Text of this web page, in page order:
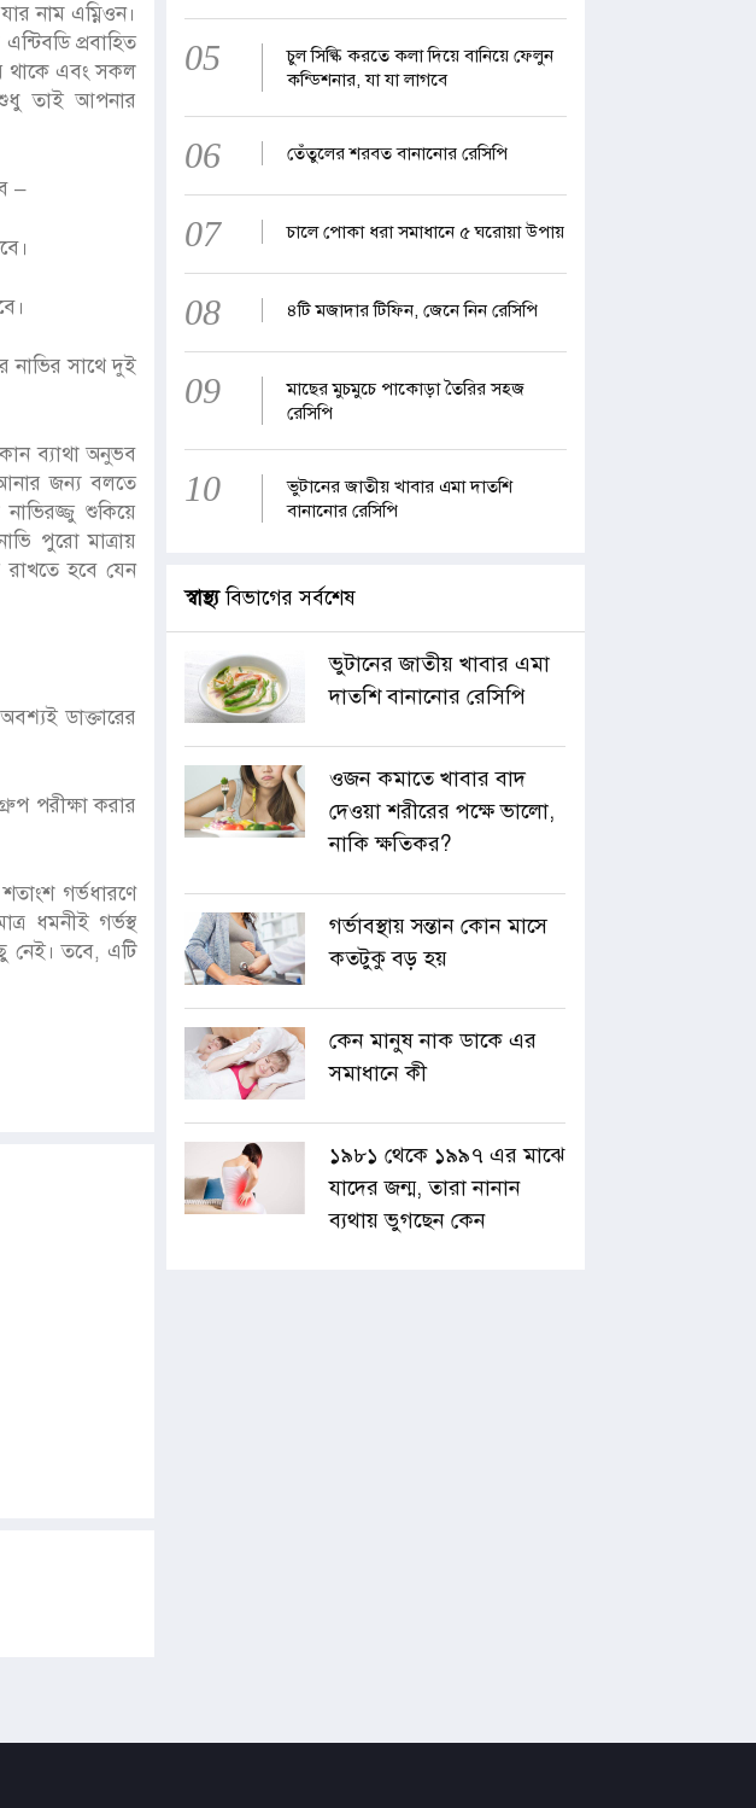
নাম এম্নিওন।
প্রবাহিত
থাকে এবং সকল
শুধু তাই আপনার
–
নাভির সাথে দুই
ব্যাথা অনুভব
জন্য বলতে
শুকিয়ে
পুরো মাত্রায়
হবে যেন
ডাক্তারের
পরীক্ষা করার
গর্ভধারণে
ধমনীই গর্ভস্থ
নেই। তবে, এটি
05
চুল সিল্কি করতে কলা দিয়ে বানিয়ে ফেলুন
কন্ডিশনার, যা যা লাগবে
06 তেঁতুলের শরবত বানানোর রেসিপি
07 চালে পোকা ধরা সমাধানে ৫ ঘরোয়া উপায়
08 ৪টি মজাদার টিফিন, জেনে নিন রেসিপি
09
মাছের মুচমুচে পাকোড়া তৈরির সহজ
রেসিপি
10
ভুটানের জাতীয় খাবার এমা দাতশি
বানানোর রেসিপি
স্বাস্থ্যবিভাগের সর্বশেষ
ভুটানের জাতীয় খাবার এমা
দাতশি বানানোর রেসিপি
ওজন কমাতে খাবার বাদ
দেওয়া শরীরের পক্ষে ভালো,
নাকি ক্ষতিকর?
গর্ভাবস্থায় সন্তান কোন মাসে
কতটুকু বড় হয়
কেন মানুষ নাক ডাকে এর
সমাধানে কী
১৯৮১ থেকে ১৯৯৭ এর মাঝে
যাদের জন্ম, তারা নানান
ব্যথায় ভুগছেন কেন